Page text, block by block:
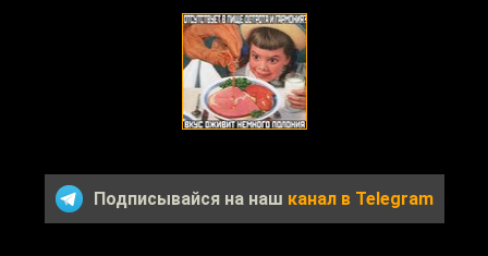
Подписывайся на наш канал в Telegram